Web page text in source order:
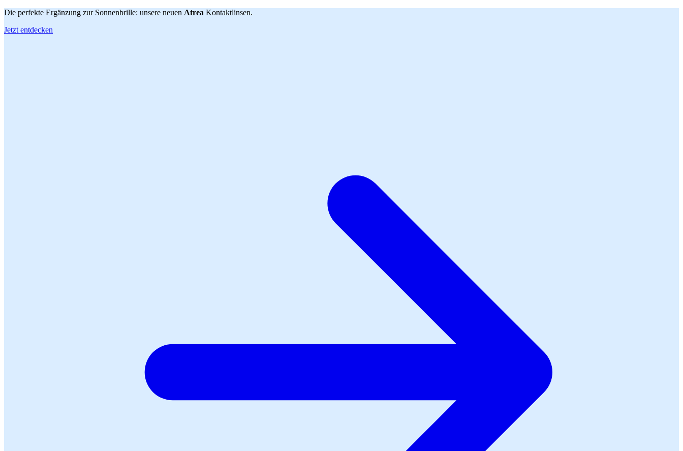
Die perfekte Ergänzung zur Sonnenbrille: unsere neuen Atrea Kontaktlinsen.
Jetzt entdecken